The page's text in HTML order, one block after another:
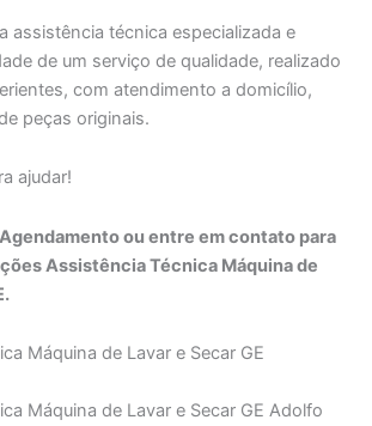
assistência técnica especializada e
de um serviço de qualidade, realizado
com atendimento a domicílio,
peças originais.
ajudar!
ou entre em contato para
Assistência Técnica Máquina de
Máquina de Lavar e Secar GE
Máquina de Lavar e Secar GE Adolfo